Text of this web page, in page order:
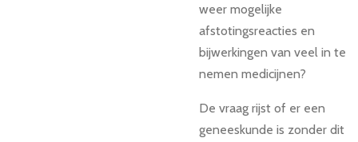
weer mogelijke
afstotingsreacties en
bijwerkingen van veel in te
nemen medicijnen?
De vraag rijst of er een
geneeskunde is zonder dit